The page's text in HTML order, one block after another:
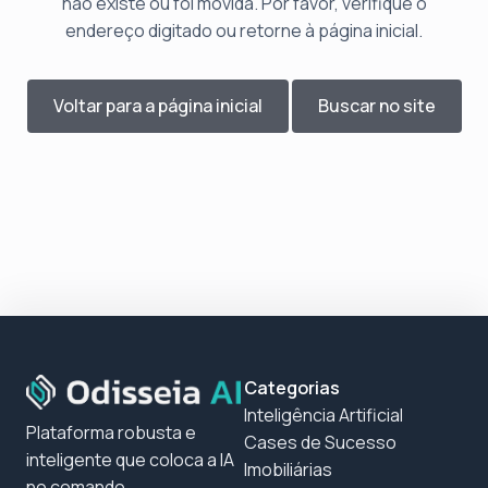
endereço digitado ou retorne à página inicial.
Voltar para a página inicial Buscar no site
Plataforma robusta e
inteligente que coloca a IA
Categorias
Inteligência Artificial
Cases de Sucesso
Imobiliárias